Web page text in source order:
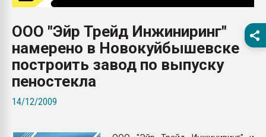
вакуумного
Продам отходы
поликарбоната и АБС-
Armaloy PC/ABS-1IM
ООО "Эйр Трейд Инжиниринг"
намерено в Новокуйбышевске
построить завод по выпуску
пеностекла
14/12/2009